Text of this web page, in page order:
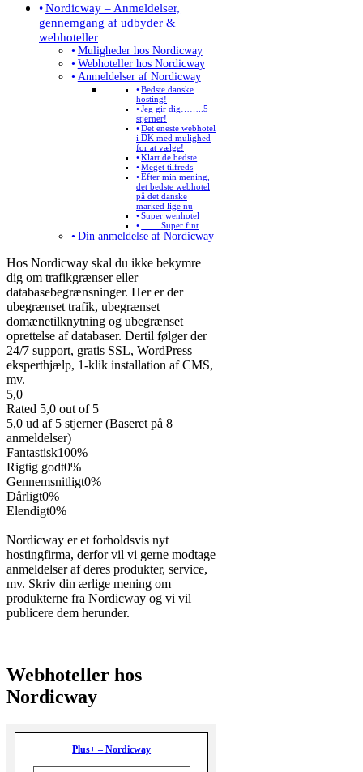
Nordicway – Anmeldelser,
gennemgang af udbyder &
webhoteller
Muligheder hos Nordicway
Webhoteller hos Nordicway
Anmeldelser af Nordicway
Bedste danske
hosting!
Jeg gir dig……..5
stjerner!
Det eneste webhotel
i DK med mulighed
for at vælge!
Klart de bedste
Meget tilfreds
Efter min mening,
det bedste webhotel
på det danske
marked lige nu
Super wenhotel
…… Super fint
Din anmeldelse af Nordicway
Hos Nordicway skal du ikke bekymre
dig om trafikgrænser eller
databasebegrænsninger. Her er der
ubegrænset trafik, ubegrænset
domænetilknytning og ubegrænset
oprettelse af databaser. Dertil følger der
24/7 support, gratis SSL, WordPress
eksperthjælp, 1-klik installation af CMS,
mv.
5,0
Rated 5,0 out of 5
5,0 ud af 5 stjerner (Baseret på 8
anmeldelser)
Fantastisk100%
Rigtig godt0%
Gennemsnitligt0%
Dårligt0%
Elendigt0%
Nordicway er et forholdsvis nyt
hostingfirma, derfor vil vi gerne modtage
anmeldelser af deres produkter, service,
mv. Skriv din ærlige mening om
produkterne fra Nordicway og vi vil
publicere dem herunder.
Webhoteller hos
Nordicway
Plus+ – Nordicway